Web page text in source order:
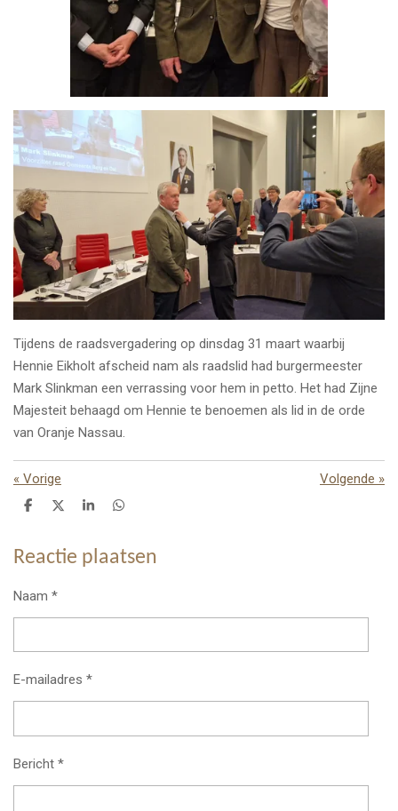
Tijdens de raadsvergadering op dinsdag 31 maart waarbij
Hennie Eikholt afscheid nam als raadslid had burgermeester
Mark Slinkman een verrassing voor hem in petto. Het had Zijne
Majesteit behaagd om Hennie te benoemen als lid in de orde
van Oranje Nassau.
« Vorige Volgende »
D
e
n
D
l
S
r
e
D
e
n
Reactie plaatsen
Naam *
E-mailadres *
Bericht *